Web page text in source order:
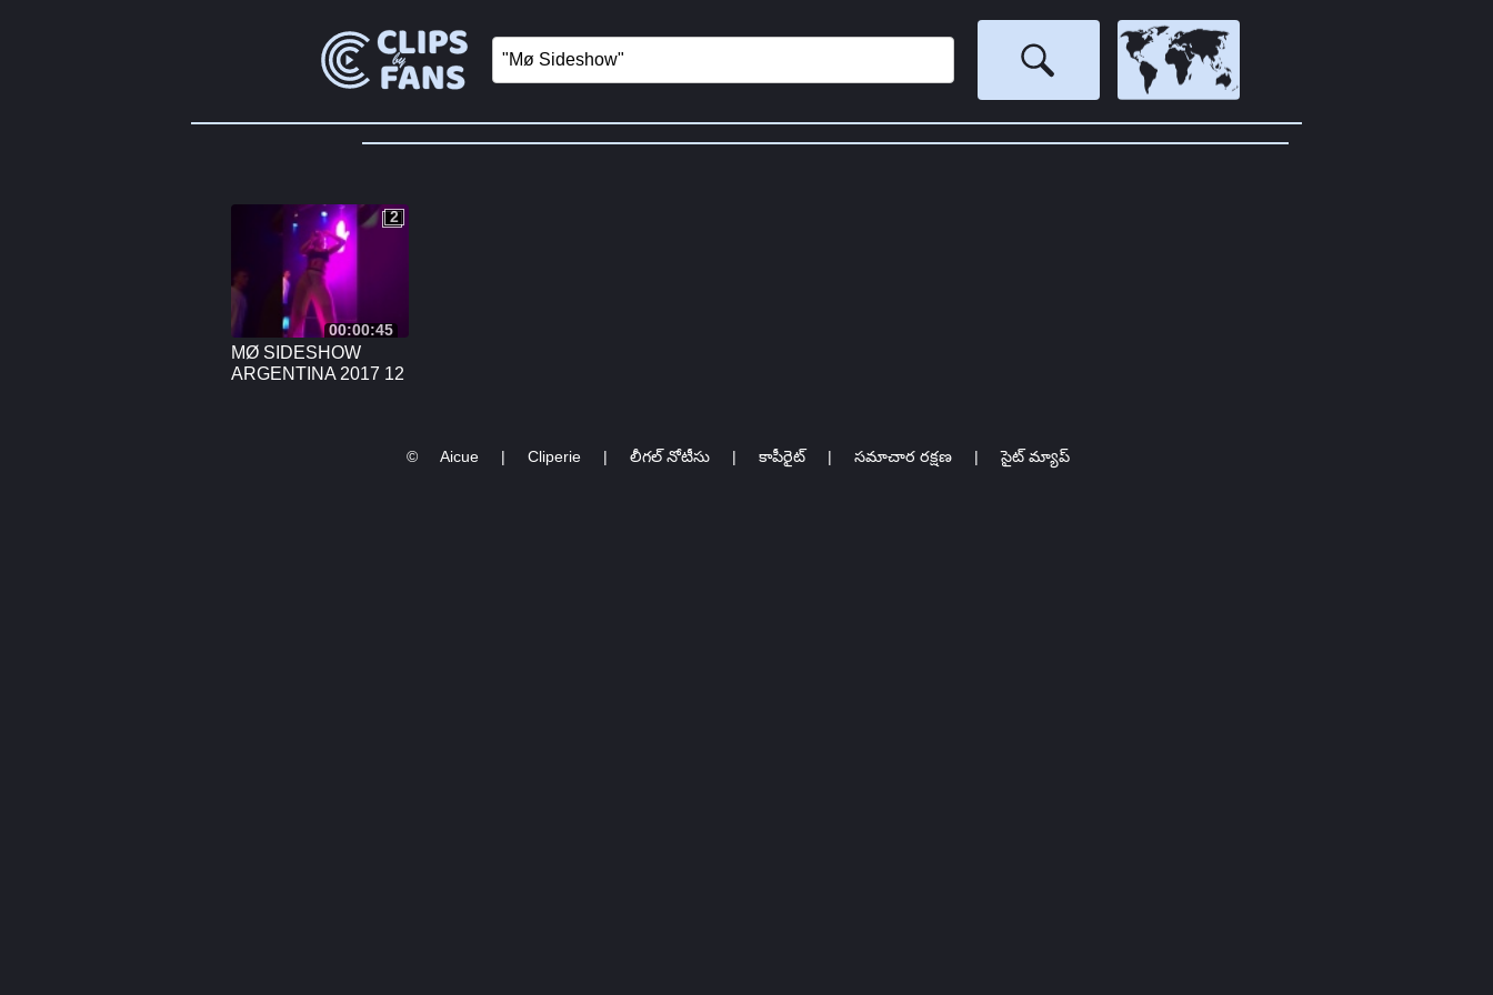
00:00:45
2
2
MØ SIDESHOW
ARGENTINA 2017 12
© Aicue | Cliperie | లీగల్ నోటీసు | కాపీరైట్ | సమాచార రక్షణ | సైట్ మ్యాప్